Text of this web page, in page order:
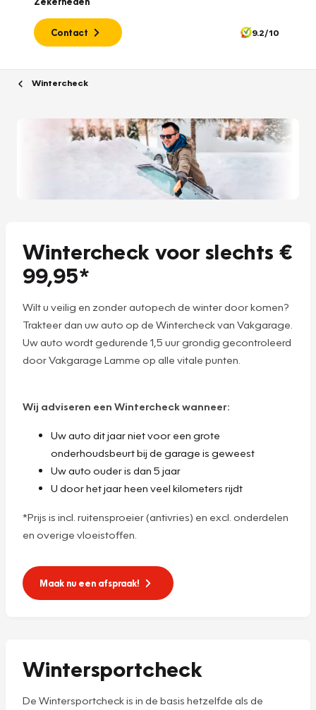
Contact 9.2/10
Wintercheck
Wintercheck voor slechts €
99,95*
Wilt u veilig en zonder autopech de winter door komen?
Trakteer dan uw auto op de Wintercheck van Vakgarage.
Uw auto wordt gedurende 1,5 uur grondig gecontroleerd
door Vakgarage Lamme op alle vitale punten.
Wij adviseren een Wintercheck wanneer:
Uw auto dit jaar niet voor een grote
onderhoudsbeurt bij de garage is geweest
Uw auto ouder is dan 5 jaar
U door het jaar heen veel kilometers rijdt
*Prijs is incl. ruitensproeier (antivries) en excl. onderdelen
en overige vloeistoffen.
Maak nu een afspraak!
Wintersportcheck
De Wintersportcheck is in de basis hetzelfde als de